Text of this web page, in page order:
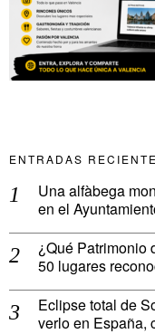
ENTRADAS
Una alfàbega
en el
¿Qué Patrimonio
50 lugares
Eclipse total de
verlo en España,